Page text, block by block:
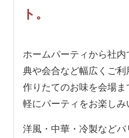
ト。
ホームパーティから社
典や会合など幅広くご利
作りたてのお味を会場
軽にパーティをお楽しみ
洋風・中華・冷製など